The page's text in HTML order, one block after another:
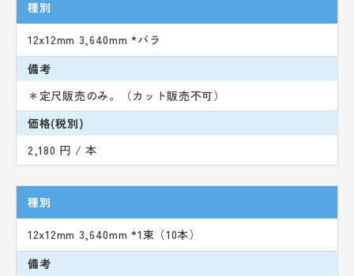
種別
12x12mm 3,640mm *バラ
備考
＊定尺販売のみ。（カット販売不可）
価格(税別)
2,180 円 / 本
種別
12x12mm 3,640mm *1束（10本）
備考